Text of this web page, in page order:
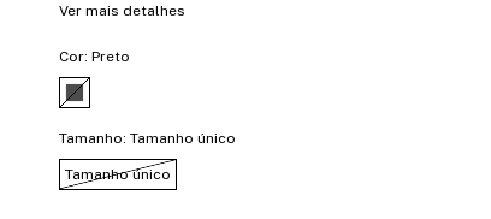
Ver mais detalhes
Cor: Preto
Tamanho: Tamanho único
Tamanho único